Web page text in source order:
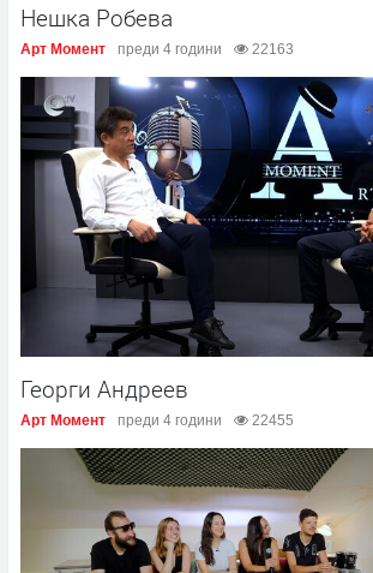
Нешка Робева
Арт Момент преди 4 години 22163
Георги Андреев
Арт Момент преди 4 години 22455